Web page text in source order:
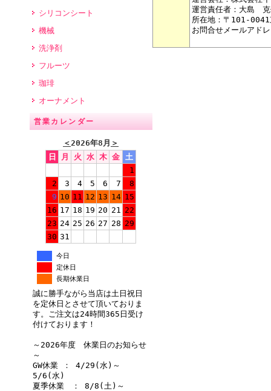
シリコンシート
機械
洗浄剤
フルーツ
珈琲
オーナメント
営業カレンダー
＜2026年8月 ＞
日
月 火 水 木 金 土
1
2
3 4 5 6 7
8
9 10 11 12 13 14 15
16 17 18 19 20 21 22
23 24 25 26 27 28 29
30 31
今日
定休日
長期休業日
誠に勝手ながら当店は土日祝日
を定休日とさせて頂いておりま
す。ご注文は24時間365日受け
付けております！
～2026年度 休業日のお知らせ
～
GW休業 ： 4/29(水)～
5/6(水)
夏季休業 ： 8/8(土)～
運営責任者：大島
所在地：〒101-
お問合せメールアド